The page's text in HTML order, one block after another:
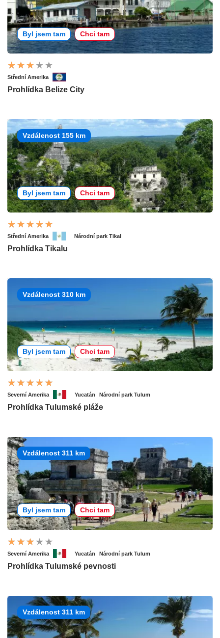
Byl jsem tam Chci tam
Střední Amerika
Prohlídka Belize City
Vzdálenost 155 km
Byl jsem tam Chci tam
Střední Amerika Národní park Tikal
Prohlídka Tikalu
Vzdálenost 310 km
Byl jsem tam Chci tam
Severní Amerika Yucatán Národní park Tulum
Prohlídka Tulumské pláže
Vzdálenost 311 km
Byl jsem tam Chci tam
Severní Amerika Yucatán Národní park Tulum
Prohlídka Tulumské pevnosti
Vzdálenost 311 km